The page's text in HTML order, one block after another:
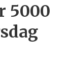
5000